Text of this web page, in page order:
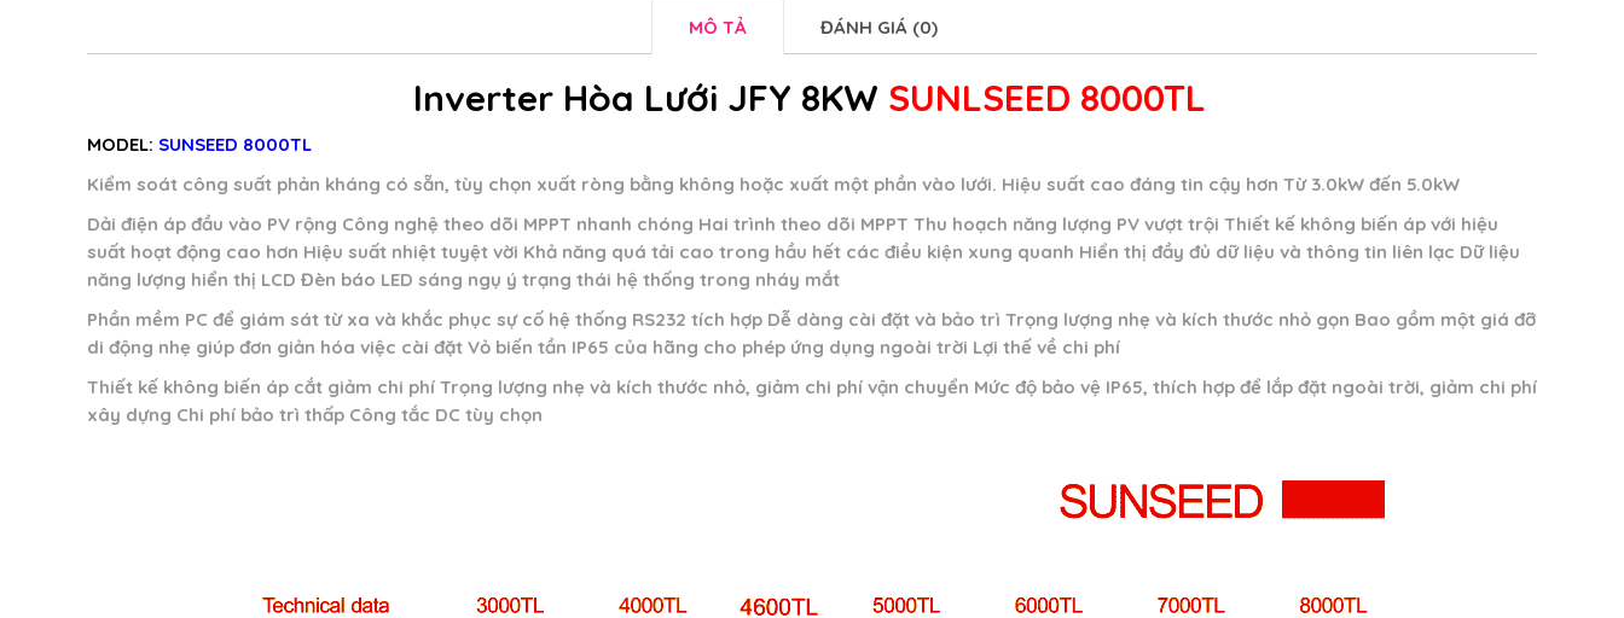
MÔ TẢ ĐÁNH GIÁ (0)
Inverter Hòa Lưới JFY 8KW SUNLSEED 8000TL
MODEL: SUNSEED 8000TL
Kiểm soát công suất phản kháng có sẵn, tùy chọn xuất ròng bằng không hoặc xuất một phần vào lưới. Hiệu suất cao đáng tin cậy hơn Từ 3.0kW đến 5.0kW
Dải điện áp đầu vào PV rộng Công nghệ theo dõi MPPT nhanh chóng Hai trình theo dõi MPPT Thu hoạch năng lượng PV vượt trội Thiết kế không biến áp với hiệu
suất hoạt động cao hơn Hiệu suất nhiệt tuyệt vời Khả năng quá tải cao trong hầu hết các điều kiện xung quanh Hiển thị đầy đủ dữ liệu và thông tin liên lạc Dữ liệu
năng lượng hiển thị LCD Đèn báo LED sáng ngụ ý trạng thái hệ thống trong nháy mắt
Phần mềm PC để giám sát từ xa và khắc phục sự cố hệ thống RS232 tích hợp Dễ dàng cài đặt và bảo trì Trọng lượng nhẹ và kích thước nhỏ gọn Bao gồm một giá đỡ
di động nhẹ giúp đơn giản hóa việc cài đặt Vỏ biến tần IP65 của hãng cho phép ứng dụng ngoài trời Lợi thế về chi phí
Thiết kế không biến áp cắt giảm chi phí Trọng lượng nhẹ và kích thước nhỏ, giảm chi phí vận chuyển Mức độ bảo vệ IP65, thích hợp để lắp đặt ngoài trời, giảm chi phí
xây dựng Chi phí bảo trì thấp Công tắc DC tùy chọn